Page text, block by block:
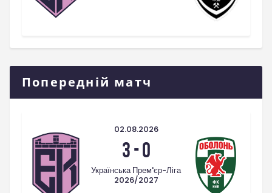
Попередній матч
02.08.2026
3-0
Українська Прем'єр-Ліга
2026/2027